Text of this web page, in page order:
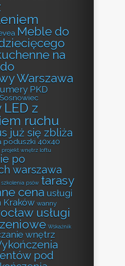
Meble do
na
Warszawa
PKD
z
ruchu
już się zbliża
poduszki 40x40
projekt wnętrz loftu
po
warszawa
szkolenia psów tarasy
cena usługi
Kraków wanny
usługi
Wskaźnik
wnętrz
pod